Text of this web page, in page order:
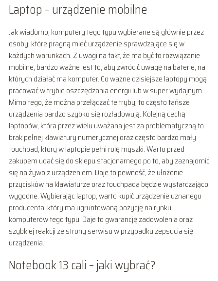
Laptop – urządzenie mobilne
Jak wiadomo, komputery tego typu wybierane są głównie przez
osoby, które pragną mieć urządzenie sprawdzające się w
każdych warunkach. Z uwagi na fakt, że ma być to rozwiązanie
mobilne, bardzo ważne jest to, aby zwrócić uwagę na baterie, na
których działać ma komputer. Co ważne dzisiejsze laptopy mogą
pracować w trybie oszczędzania energii lub w super wydajnym.
Mimo tego, że można przełączać te tryby, to często tańsze
urządzenia bardzo szybko się rozładowują. Kolejną cechą
laptopów, która przez wielu uważana jest za problematyczną to
brak pełnej klawiatury numerycznej oraz często bardzo mały
touchpad, który w laptopie pełni rolę myszki. Warto przed
zakupem udać się do sklepu stacjonarnego po to, aby zaznajomić
się na żywo z urządzeniem. Daje to pewność, że ułożenie
przycisków na klawiaturze oraz touchpada będzie wystarczająco
wygodne. Wybierając laptop, warto kupić urządzenie uznanego
producenta, który ma ugruntowaną pozycję na rynku
komputerów tego typu. Daje to gwarancję zadowolenia oraz
szybkiej reakcji ze strony serwisu w przypadku zepsucia się
urządzenia.
Notebook 13 cali – jaki wybrać?